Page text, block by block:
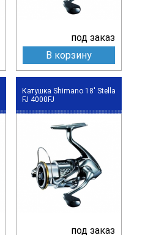
под заказ
В корзину
Катушка Shimano 18' Stella
FJ 4000FJ
под заказ